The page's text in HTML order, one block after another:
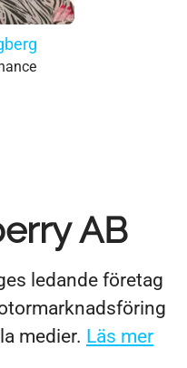
AB
ledande företag
medier. Läs mer